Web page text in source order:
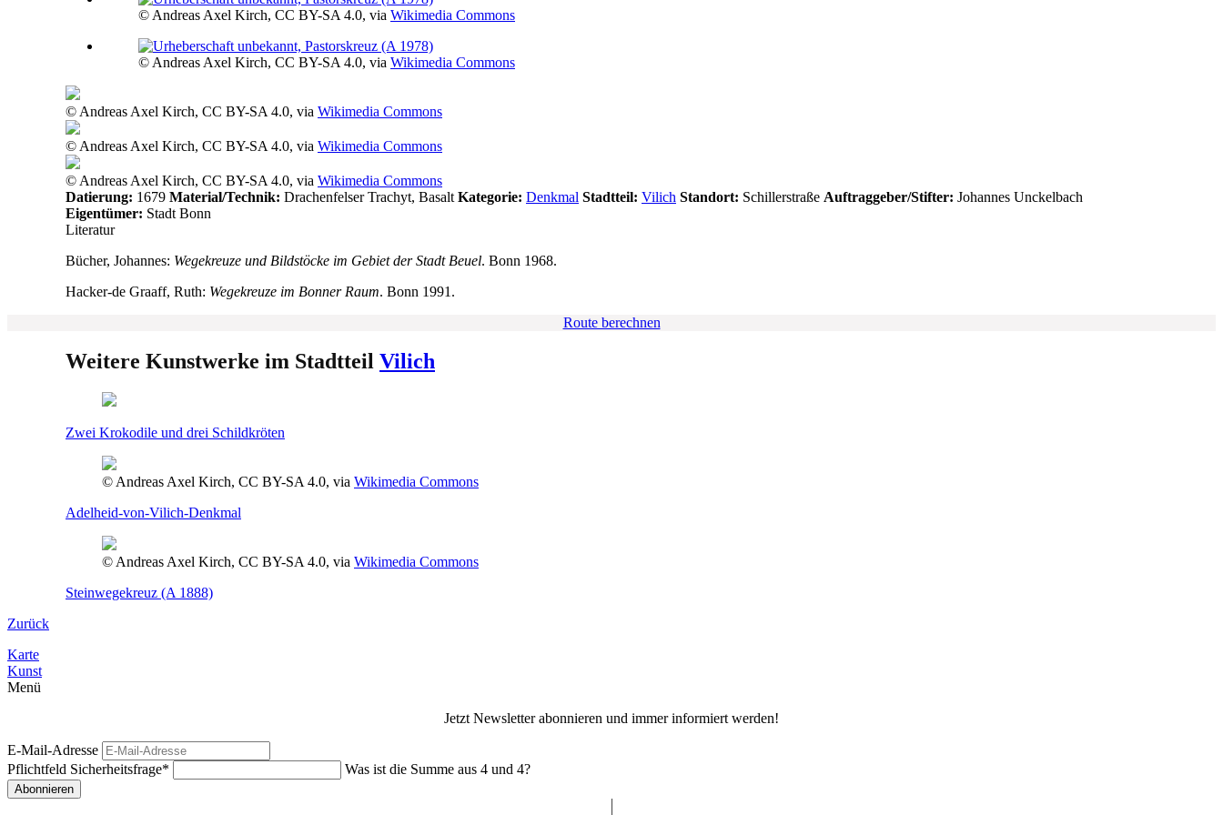
© Andreas Axel Kirch, CC BY-SA 4.0, via Wikimedia Commons
© Andreas Axel Kirch, CC BY-SA 4.0, via Wikimedia Commons
© Andreas Axel Kirch, CC BY-SA 4.0, via Wikimedia Commons
© Andreas Axel Kirch, CC BY-SA 4.0, via Wikimedia Commons
© Andreas Axel Kirch, CC BY-SA 4.0, via Wikimedia Commons
Datierung: 1679 Material/Technik: Drachenfelser Trachyt, Basalt Kategorie: Denkmal Stadtteil: Vilich Standort: Schillerstraße Auftraggeber/Stifter: Johannes Unckelbach
Eigentümer: Stadt Bonn
Literatur
Bücher, Johannes: Wegekreuze und Bildstöcke im Gebiet der Stadt Beuel. Bonn 1968.
Hacker-de Graaff, Ruth: Wegekreuze im Bonner Raum. Bonn 1991.
Route berechnen
Weitere Kunstwerke im Stadtteil Vilich
Zwei Krokodile und drei Schildkröten
© Andreas Axel Kirch, CC BY-SA 4.0, via Wikimedia Commons
Adelheid-von-Vilich-Denkmal
© Andreas Axel Kirch, CC BY-SA 4.0, via Wikimedia Commons
Steinwegekreuz (A 1888)
Zurück
Karte
Kunst
Menü
Jetzt Newsletter abonnieren und immer informiert werden!
E-Mail-Adresse
Pflichtfeld Sicherheitsfrage* Was ist die Summe aus 4 und 4?
Abonnieren